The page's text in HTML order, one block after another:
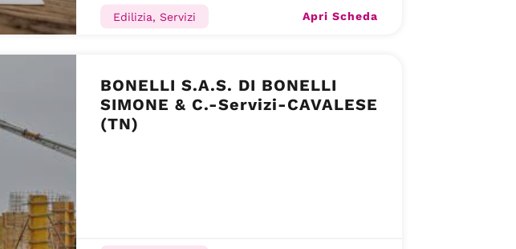
Edilizia, Servizi Apri Scheda
BONELLI S.A.S. DI BONELLI
SIMONE & C.-Servizi-CAVALESE
(TN)